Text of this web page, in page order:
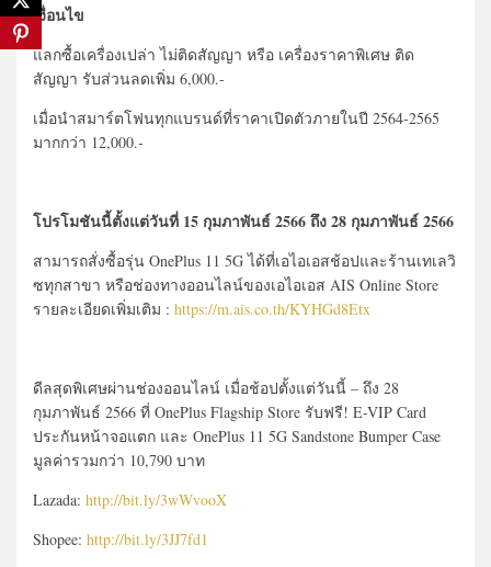
เงื่อนไข
แลกซื้อเครื่องเปล่า ไม่ติดสัญญา หรือ เครื่องราคาพิเศษ ติด
สัญญา รับส่วนลดเพิ่ม 6,000.-
เมื่อนำสมาร์ตโฟนทุกแบรนด์ที่ราคาเปิดตัวภายในปี 2564-2565
มากกว่า 12,000.-
โปรโมชันนี้ตั้งแต่วันที่ 15 กุมภาพันธ์ 2566 ถึง 28 กุมภาพันธ์ 2566
สามารถสั่งซื้อรุ่น OnePlus 11 5G ได้ที่เอไอเอสช้อปและร้านเทเลวิ
ซทุกสาขา หรือช่องทางออนไลน์ของเอไอเอส AIS Online Store
รายละเอียดเพิ่มเติม : https://m.ais.co.th/KYHGd8Etx
ดีลสุดพิเศษผ่านช่องออนไลน์ เมื่อช้อปตั้งแต่วันนี้ – ถึง 28
กุมภาพันธ์ 2566 ที่ OnePlus Flagship Store รับฟรี! E-VIP Card
ประกันหน้าจอแตก และ OnePlus 11 5G Sandstone Bumper Case
มูลค่ารวมกว่า 10,790 บาท
Lazada: http://bit.ly/3wWvooX
Shopee: http://bit.ly/3JJ7fd1